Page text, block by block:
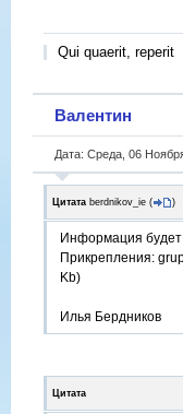
Qui quaerit, reperit
Валентин
Дата: Среда, 06
Цитата berdnikov_ie ( )
Информация
Прикрепления:
Kb)
Илья Бердников
Цитата